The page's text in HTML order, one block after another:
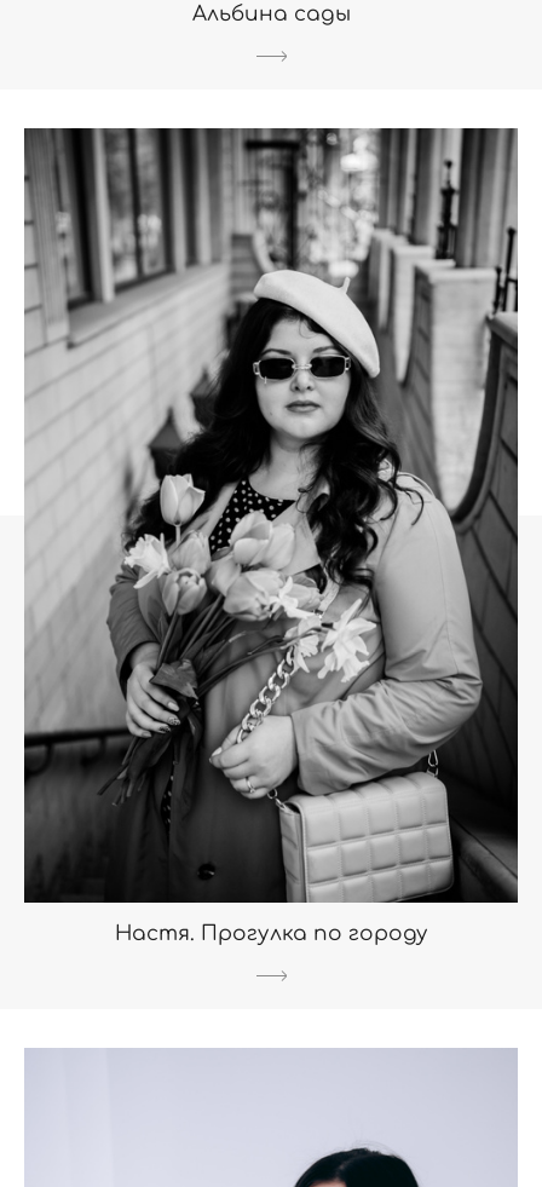
Альбина сады
Настя. Прогулка по городу